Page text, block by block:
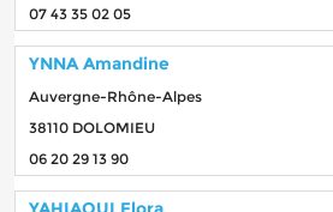
07 43 35 02 05
YNNA Amandine
Auvergne-Rhône-Alpes
38110 DOLOMIEU
06 20 29 13 90